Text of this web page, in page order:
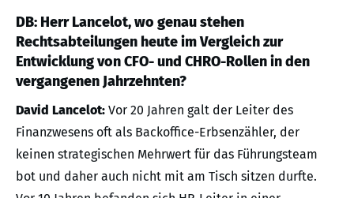
DB: Herr Lancelot, wo genau stehen
Rechtsabteilungen heute im Vergleich zur
Entwicklung von CFO- und CHRO-Rollen in den
vergangenen Jahrzehnten?
David Lancelot: Vor 20 Jahren galt der Leiter des
Finanzwesens oft als Backoffice-Erbsenzähler, der
keinen strategischen Mehrwert für das Führungsteam
bot und daher auch nicht mit am Tisch sitzen durfte.